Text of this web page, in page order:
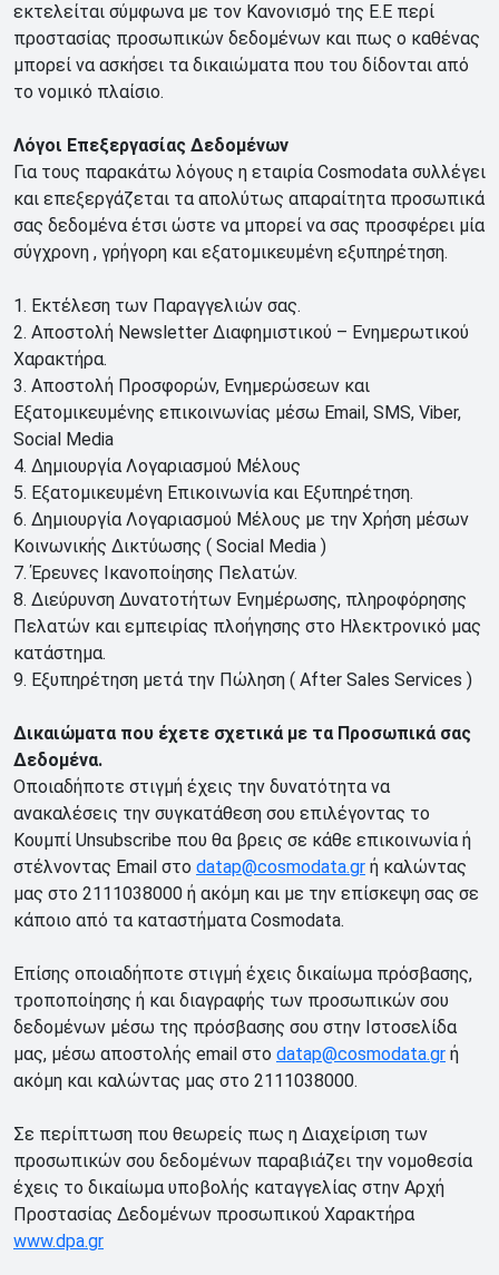
εκτελείται σύμφωνα με τον Κανονισμό της Ε.Ε περί
προστασίας προσωπικών δεδομένων και πως ο καθένας
μπορεί να ασκήσει τα δικαιώματα που του δίδονται από
το νομικό πλαίσιο.
Λόγοι Επεξεργασίας Δεδομένων
Για τους παρακάτω λόγους η εταιρία Cosmodata συλλέγει
και επεξεργάζεται τα απολύτως απαραίτητα προσωπικά
σας δεδομένα έτσι ώστε να μπορεί να σας προσφέρει μία
σύγχρονη , γρήγορη και εξατομικευμένη εξυπηρέτηση.
1. Εκτέλεση των Παραγγελιών σας.
2. Αποστολή Newsletter Διαφημιστικού – Ενημερωτικού
Χαρακτήρα.
3. Αποστολή Προσφορών, Ενημερώσεων και
Εξατομικευμένης επικοινωνίας μέσω Email, SMS, Viber,
Social Media
4. Δημιουργία Λογαριασμού Μέλους
5. Εξατομικευμένη Επικοινωνία και Εξυπηρέτηση.
6. Δημιουργία Λογαριασμού Μέλους με την Χρήση μέσων
Κοινωνικής Δικτύωσης ( Social Media )
7. Έρευνες Ικανοποίησης Πελατών.
8. Διεύρυνση Δυνατοτήτων Ενημέρωσης, πληροφόρησης
Πελατών και εμπειρίας πλοήγησης στο Ηλεκτρονικό μας
κατάστημα.
9. Εξυπηρέτηση μετά την Πώληση ( After Sales Services )
Δικαιώματα που έχετε σχετικά με τα Προσωπικά σας
Δεδομένα.
Οποιαδήποτε στιγμή έχεις την δυνατότητα να
ανακαλέσεις την συγκατάθεση σου επιλέγοντας το
Κουμπί Unsubscribe που θα βρεις σε κάθε επικοινωνία ή
στέλνοντας Email στο datap@cosmodata.gr ή καλώντας
μας στο 2111038000 ή ακόμη και με την επίσκεψη σας σε
κάποιο από τα καταστήματα Cosmodata.
Επίσης οποιαδήποτε στιγμή έχεις δικαίωμα πρόσβασης,
τροποποίησης ή και διαγραφής των προσωπικών σου
δεδομένων μέσω της πρόσβασης σου στην Ιστοσελίδα
μας, μέσω αποστολής email στο datap@cosmodata.gr ή
ακόμη και καλώντας μας στο 2111038000.
Σε περίπτωση που θεωρείς πως η Διαχείριση των
προσωπικών σου δεδομένων παραβιάζει την νομοθεσία
έχεις το δικαίωμα υποβολής καταγγελίας στην Αρχή
Προστασίας Δεδομένων προσωπικού Χαρακτήρα
www.dpa.gr